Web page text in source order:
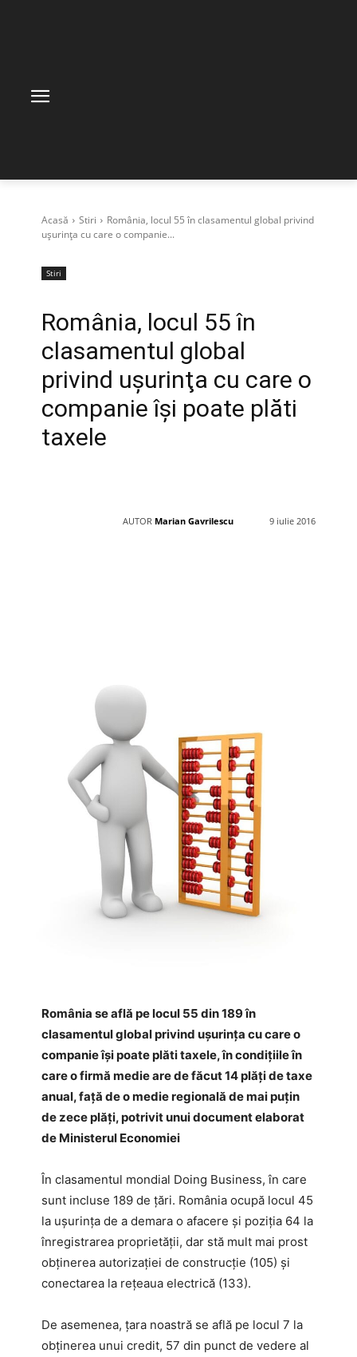
Acasă Stiri
România, locul 55 în clasamentul global privind
uşurinţa cu care o companie...
Stiri
România, locul 55 în
clasamentul global
privind uşurinţa cu care o
companie îşi poate plăti
taxele
AUTOR Marian Gavrilescu 9 iulie 2016
România se află pe locul 55 din 189 în
clasamentul global privind uşurinţa cu care o
companie îşi poate plăti taxele, în condiţiile în
care o firmă medie are de făcut 14 plăţi de taxe
anual, faţă de o medie regională de mai puţin
de zece plăţi, potrivit unui document elaborat
de Ministerul Economiei
În clasamentul mondial Doing Business, în care
sunt incluse 189 de ţări. România ocupă locul 45
la uşurinţa de a demara o afacere şi poziţia 64 la
înregistrarea proprietăţii, dar stă mult mai prost
obţinerea autorizaţiei de construcţie (105) şi
conectarea la reţeaua electrică (133).
De asemenea, ţara noastră se află pe locul 7 la
obţinerea unui credit, 57 din punct de vedere al